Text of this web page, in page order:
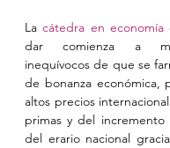
La cátedra en economía
dar comienza a
inequívocos de que se
de bonanza económica,
altos precios
primas y del incremento
del erario nacional